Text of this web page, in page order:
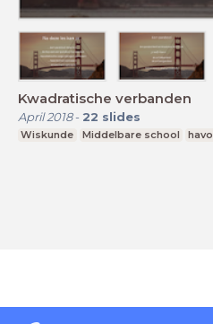
Kwadratische verbanden
April 2018- 22 slides
Wiskunde Middelbare school havo